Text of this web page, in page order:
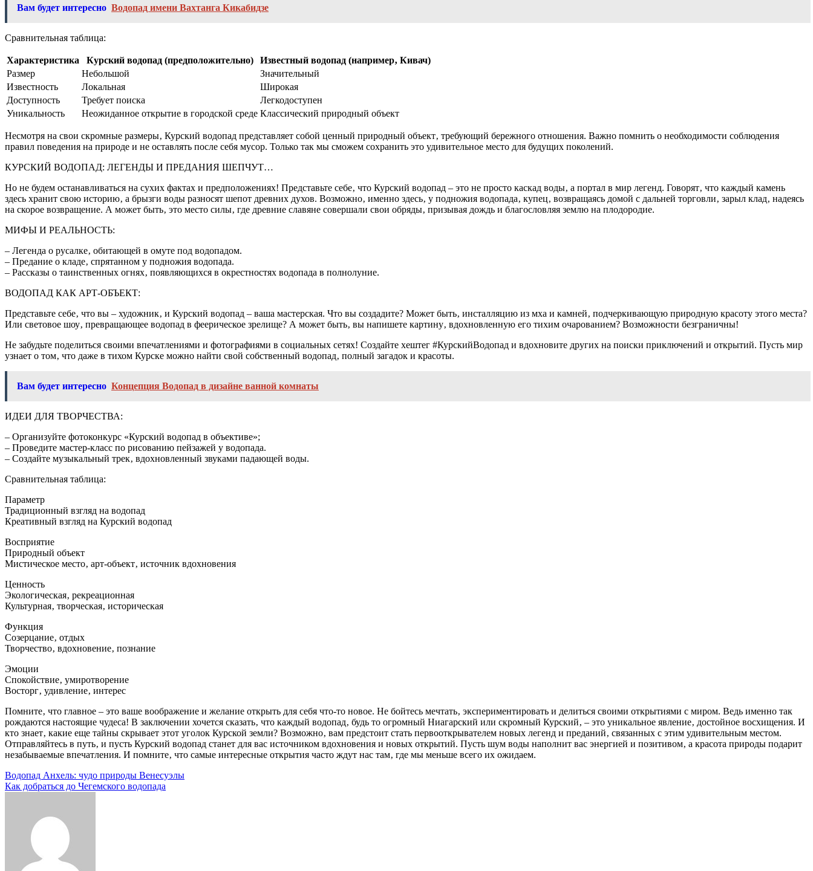
Вам будет интересно Водопад имени Вахтанга Кикабидзе
Сравнительная таблица:
Характеристика Курский водопад (предположительно)
Известный водопад (например‚ Кивач)
Размер
Небольшой
Значительный
Известность
Локальная
Широкая
Доступность
Требует поиска
Легкодоступен
Уникальность
Неожиданное открытие в городской среде Классический природный объект
Несмотря на свои скромные размеры‚ Курский водопад представляет собой ценный природный объект‚ требующий бережного отношения. Важно помнить о необходимости соблюдения
правил поведения на природе и не оставлять после себя мусор. Только так мы сможем сохранить это удивительное место для будущих поколений.
КУРСКИЙ ВОДОПАД: ЛЕГЕНДЫ И ПРЕДАНИЯ ШЕПЧУТ…
Но не будем останавливаться на сухих фактах и предположениях! Представьте себе‚ что Курский водопад – это не просто каскад воды‚ а портал в мир легенд. Говорят‚ что каждый камень
здесь хранит свою историю‚ а брызги воды разносят шепот древних духов. Возможно‚ именно здесь‚ у подножия водопада‚ купец‚ возвращаясь домой с дальней торговли‚ зарыл клад‚ надеясь
на скорое возвращение. А может быть‚ это место силы‚ где древние славяне совершали свои обряды‚ призывая дождь и благословляя землю на плодородие.
МИФЫ И РЕАЛЬНОСТЬ:
– Легенда о русалке‚ обитающей в омуте под водопадом.
– Предание о кладе‚ спрятанном у подножия водопада.
– Рассказы о таинственных огнях‚ появляющихся в окрестностях водопада в полнолуние.
ВОДОПАД КАК АРТ-ОБЪЕКТ:
Представьте себе‚ что вы – художник‚ и Курский водопад – ваша мастерская. Что вы создадите? Может быть‚ инсталляцию из мха и камней‚ подчеркивающую природную красоту этого места?
Или световое шоу‚ превращающее водопад в феерическое зрелище? А может быть‚ вы напишете картину‚ вдохновленную его тихим очарованием? Возможности безграничны!
Не забудьте поделиться своими впечатлениями и фотографиями в социальных сетях! Создайте хештег #КурскийВодопад и вдохновите других на поиски приключений и открытий. Пусть мир
узнает о том‚ что даже в тихом Курске можно найти свой собственный водопад‚ полный загадок и красоты.
Вам будет интересно Концепция Водопад в дизайне ванной комнаты
ИДЕИ ДЛЯ ТВОРЧЕСТВА:
– Организуйте фотоконкурс «Курский водопад в объективе»;
– Проведите мастер-класс по рисованию пейзажей у водопада.
– Создайте музыкальный трек‚ вдохновленный звуками падающей воды.
Сравнительная таблица:
Параметр
Традиционный взгляд на водопад
Креативный взгляд на Курский водопад
Восприятие
Природный объект
Мистическое место‚ арт-объект‚ источник вдохновения
Ценность
Экологическая‚ рекреационная
Культурная‚ творческая‚ историческая
Функция
Созерцание‚ отдых
Творчество‚ вдохновение‚ познание
Эмоции
Спокойствие‚ умиротворение
Восторг‚ удивление‚ интерес
Помните‚ что главное – это ваше воображение и желание открыть для себя что-то новое. Не бойтесь мечтать‚ экспериментировать и делиться своими открытиями с миром. Ведь именно так
рождаются настоящие чудеса! В заключении хочется сказать‚ что каждый водопад‚ будь то огромный Ниагарский или скромный Курский‚ – это уникальное явление‚ достойное восхищения. И
кто знает‚ какие еще тайны скрывает этот уголок Курской земли? Возможно‚ вам предстоит стать первооткрывателем новых легенд и преданий‚ связанных с этим удивительным местом.
Отправляйтесь в путь‚ и пусть Курский водопад станет для вас источником вдохновения и новых открытий. Пусть шум воды наполнит вас энергией и позитивом‚ а красота природы подарит
незабываемые впечатления. И помните‚ что самые интересные открытия часто ждут нас там‚ где мы меньше всего их ожидаем.
Навигация
по
Водопад Анхель: чудо природы Венесуэлы
Как добраться до Чегемского водопада